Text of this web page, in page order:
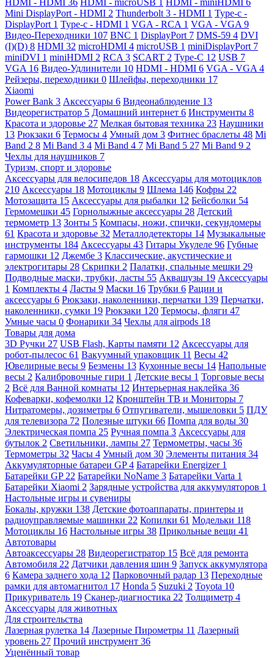
Mini DisplayPort - HDMI 2 Thunderbolt 3 - HDMI 1 Type-c -
DisplayPort 1 Type-c - HDMI 1 VGA - RCA 1 VGA - VGA 9
Видео-Переходники 107 BNC 1 DisplayPort 7 DMS-59 4 DVI
(I)(D) 8 HDMI 32 microHDMI 4 microUSB 1 miniDisplayPort 7
miniDVI 1 miniHDMI 2 RCA 3 SCART 2 Type-C 12 USB 7
VGA 16 Видео-Удлинители 10 HDMI - HDMI 6 VGA - VGA 4
Рейзеры, переходники 0 Шлейфы, переходники 17
Xiaomi
Power Bank 3 Аксессуары 6 Видеонаблюдение 13
Видеорегистратор 5 Домашний интернет 6 Инструменты 8
Красота и здоровье 27 Мелкая бытовая техника 23 Наушники
13 Рюкзаки 6 Термосы 4 Умный дом 3 Фитнес браслеты 48 Mi
Band 2 8 Mi Band 3 4 Mi Band 4 7 Mi Band 5 27 Mi Band 9 2
Чехлы для наушников 7
Туризм, спорт и здоровье
Аксессуары для велосипедов 18 Аксессуары для мотоциклов
210 Аксессуары 18 Мотоциклы 9 Шлема 146 Кофры 22
Мотозащита 15 Аксессуары для рыбалки 12 Бейсболки 54
Гермомешки 45 Горнолыжные аксессуары 28 Детский
термометр 13 Зонты 5 Компасы, ножи, спички, секундомеры
61 Красота и здоровье 32 Металлодетекторы 14 Музыкальные
инструменты 184 Аксессуары 43 Гитары Укулеле 96 Губные
гармошки 12 Джембе 3 Классические, акустические и
электрогитары 28 Скрипки 2 Палатки, спальные мешки 29
Подводные маски, трубки, ласты 55 Аквашузы 19 Аксессуары
1 Комплекты 4 Ласты 9 Маски 16 Трубки 6 Рации и
аксессуары 6 Рюкзаки, наколенники, перчатки 139 Перчатки,
наколенники, сумки 19 Рюкзаки 120 Термосы, фляги 47
Умные часы 0 Фонарики 34 Чехлы для airpods 18
Товары для дома
3D Ручки 27 USB Flash, Карты памяти 12 Аксессуары для
робот-пылесос 61 Вакуумный упаковщик 11 Весы 42
Ювелирные весы 9 Безмены 13 Кухонные весы 14 Напольные
весы 2 Калибровочные гири 1 Детские весы 1 Торговые весы
2 Всё для Ванной комнаты 12 Интерьерная наклейка 36
Кофеварки, кофемолки 12 Кронштейн ТВ и Мониторы 7
Нитратомеры, дозиметры 6 Отпугиватели, мышеловки 5 ПДУ
для телевизора 72 Полезные штуки 66 Помпа для воды 30
Электрическая помпа 25 Ручная помпа 3 Аксессуары для
бутылок 2 Светильники, лампы 27 Термометры, часы 36
Термометры 32 Часы 4 Умный дом 30 Элементы питания 34
Аккумуляторные батареи GP4 Батарейки Energizer 1
Батарейки GP 22 Батарейки NoName 3 Батарейки Varta 1
Батарейки Xiaomi 2 Зарядные устройства для аккумуляторов 1
Настольные игры и сувениры
Бокалы, кружки 138 Детские фотоаппараты, принтеры и
радиоуправляемые машинки 22 Копилки 61 Модельки 118
Мотоциклы 16 Настольные игры 38 Прикольные вещи 41
Автотовары
Автоаксессуары 28 Видеорегистратор 15 Всё для ремонта
Автомобиля 22 Датчики давления шин 9 Запуск аккумулятора
6 Камера заднего хода 12 Парковочный радар 13 Переходные
рамки для автомагнитол 17 Honda 5 Suzuki 2 Toyota 10
Прикуриватель 19 Сканер-диагностика 22 Толщиметр 4
Аксессуары для животных
Для строительства
Лазерная рулетка 14 Лазерные Пирометры 11 Лазерный
уровень 27 Прочий инструмент 36
Уценённый товар